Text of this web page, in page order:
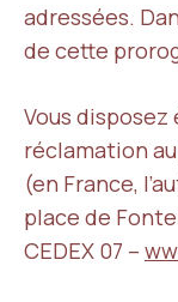
adressées.
de cette
Vous disposez
réclamation
(en France,
place de
CEDEX 07 –